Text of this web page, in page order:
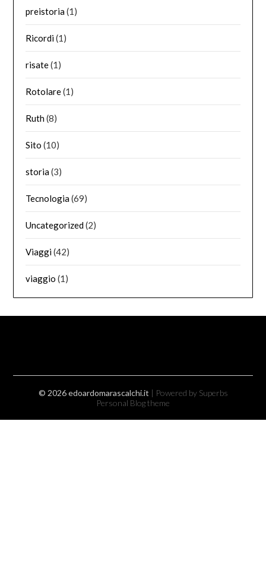
preistoria(1)
Ricordi(1)
risate(1)
Rotolare(1)
Ruth(8)
Sito (10)
storia(3)
Tecnologia(69)
Uncategorized(2)
Viaggi(42)
viaggio (1)
© 2026 edoardomarascalchi.it | Powered by Superbs
Personal Blog theme